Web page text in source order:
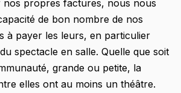
nos propres factures, nous nous
de bon nombre de nos
à payer les leurs, en particulier
spectacle en salle. Quelle que soit
grande ou petite, la
elles ont au moins un théâtre.